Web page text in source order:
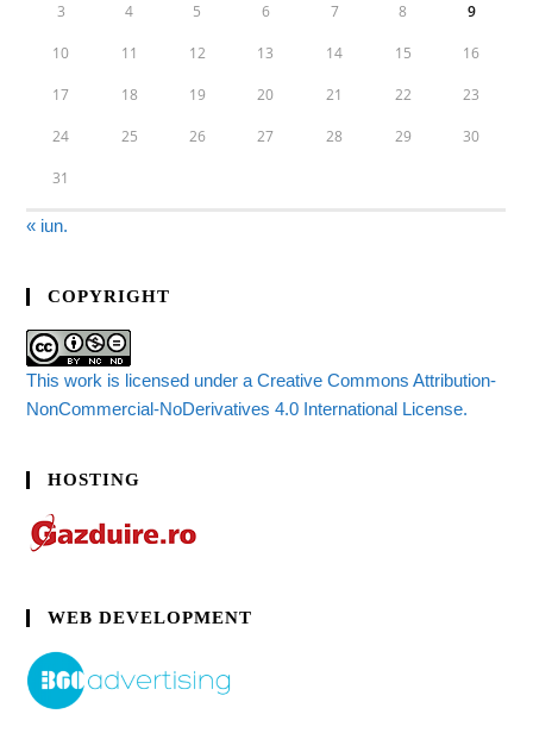
3 4 5 6 7 8 9
10 11 12 13 14 15 16
17 18 19 20 21 22 23
24 25 26 27 28 29 30
31
« iun.
COPYRIGHT
This work is licensed under a Creative Commons Attribution-
NonCommercial-NoDerivatives 4.0 International License.
HOSTING
WEB DEVELOPMENT